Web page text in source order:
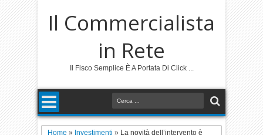
Il Commercialista
in Rete
Il Fisco Semplice È A Portata Di Click ...
Home » Investimenti » La novità dell’intervento è